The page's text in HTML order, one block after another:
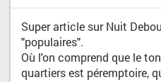
Super article sur Nuit
"populaires".
Où l'on comprend que le
quartiers est péremptoire,